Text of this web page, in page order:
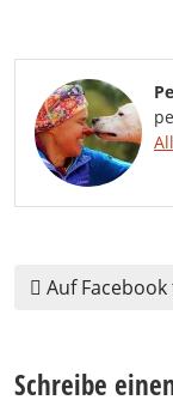
Auf
Schreibe